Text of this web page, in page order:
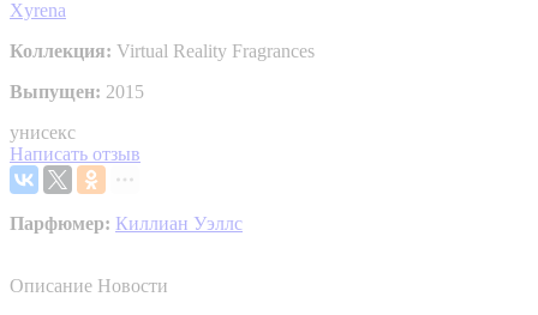
Xyrena
Коллекция: Virtual Reality Fragrances
Выпущен: 2015
унисекс
Написать отзыв
Парфюмер: Киллиан Уэллс
Описание Новости